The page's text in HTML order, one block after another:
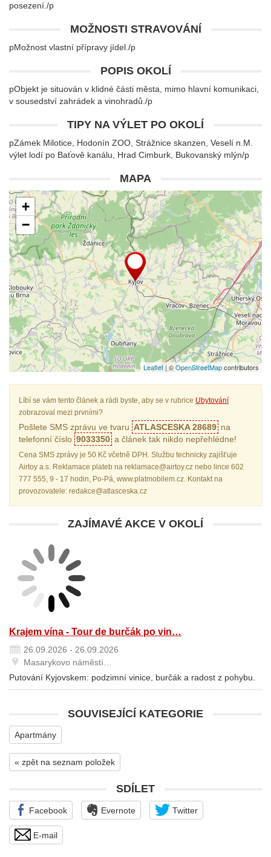
posezení./p
MOŽNOSTI STRAVOVÁNÍ
pMožnost vlastní přípravy jídel./p
POPIS OKOLÍ
pObjekt je situován v klidné části města, mimo hlavní komunikaci,
v sousedství zahrádek a vinohradů./p
TIPY NA VÝLET PO OKOLÍ
pZámek Milotice, Hodonín ZOO, Strážnice skanzen, Veselí n.M.
výlet lodí po Baťově kanálu, Hrad Cimburk, Bukovanský mlýn/p
MAPA
+
−
Leaflet| ©OpenStreetMapcontributors
Líbí se vám tento článek a rádi byste, aby se v rubrice Ubytování
zobrazoval mezi prvními?
Pošlete SMS zprávu ve tvaru ATLASCESKA 28689 na
telefonní číslo 9033350 a článek tak nikdo nepřehlédne!
Cena SMS zprávy je 50 Kč včetně DPH. Službu technicky zajišťuje
Airtoy a.s. Reklamace plateb na reklamace@airtoy.cz nebo lince 602
777 555, 9 - 17 hodin, Po-Pá, www.platmobilem.cz. Kontakt na
provozovatele: redakce@atlasceska.cz
ZAJÍMAVÉ AKCE V OKOLÍ
Krajem vína - Tour de burčák po vin…
26.09.2026 - 26.09.2026
Masarykovo náměstí…
Putování Kyjovskem: podzimní vinice, burčák a radost z pohybu.
SOUVISEJÍCÍ KATEGORIE
Apartmány
« zpět na seznam položek
SDÍLET
Facebook Evernote Twitter
E-mail